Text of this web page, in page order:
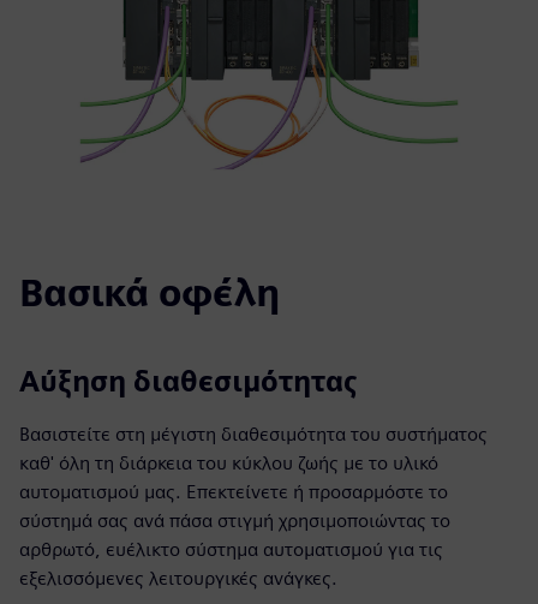
Βασικά οφέλη
Αύξηση διαθεσιμότητας
Βασιστείτε στη μέγιστη διαθεσιμότητα του συστήματος
καθ' όλη τη διάρκεια του κύκλου ζωής με το υλικό
αυτοματισμού μας. Επεκτείνετε ή προσαρμόστε το
σύστημά σας ανά πάσα στιγμή χρησιμοποιώντας το
αρθρωτό, ευέλικτο σύστημα αυτοματισμού για τις
εξελισσόμενες λειτουργικές ανάγκες.